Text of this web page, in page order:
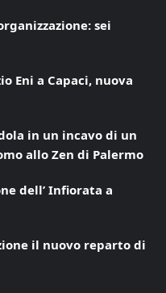
sei
Eni a Capaci, nuova
in un incavo di un
allo Zen di Palermo
dell’ Infiorata a
il nuovo reparto di